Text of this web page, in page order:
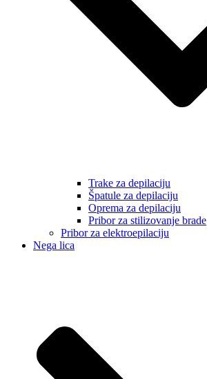
Trake za depilaciju
Špatule za depilaciju
Oprema za depilaciju
Pribor za stilizovanje brade
Pribor za elektroepilaciju
Nega lica